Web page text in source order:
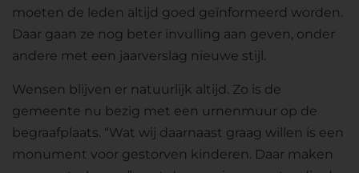
moeten de leden altijd goed geïnformeerd worden.
Daar gaan ze nog beter invulling aan geven, onder
andere met een jaarverslag nieuwe stijl.
Wensen blijven er natuurlijk altijd. Zo is de
gemeente nu bezig met een urnenmuur op de
begraafplaats. “Wat wij daarnaast graag willen is een
monument voor gestorven kinderen. Daar maken